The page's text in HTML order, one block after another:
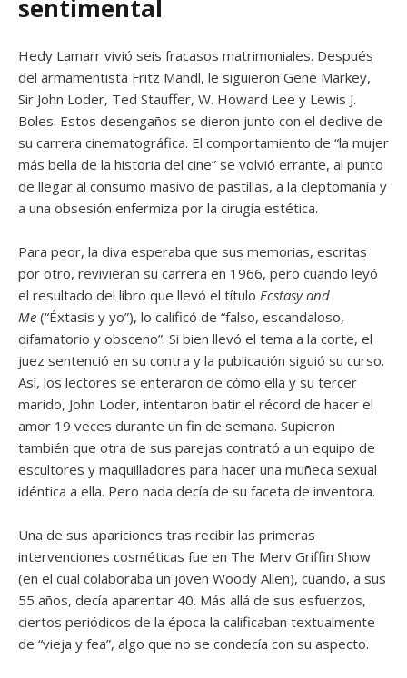
sentimental
Hedy Lamarr vivió seis fracasos matrimoniales. Después
del armamentista Fritz Mandl, le siguieron Gene Markey,
Sir John Loder, Ted Stauffer, W. Howard Lee y Lewis J.
Boles. Estos desengaños se dieron junto con el declive de
su carrera cinematográfica. El comportamiento de “la mujer
más bella de la historia del cine” se volvió errante, al punto
de llegar al consumo masivo de pastillas, a la cleptomanía y
a una obsesión enfermiza por la cirugía estética.
Para peor, la diva esperaba que sus memorias, escritas
por otro, revivieran su carrera en 1966, pero cuando leyó
el resultado del libro que llevó el título Ecstasy and
Me (“Éxtasis y yo”), lo calificó de “falso, escandaloso,
difamatorio y obsceno”. Si bien llevó el tema a la corte, el
juez sentenció en su contra y la publicación siguió su curso.
Así, los lectores se enteraron de cómo ella y su tercer
marido, John Loder, intentaron batir el récord de hacer el
amor 19 veces durante un fin de semana. Supieron
también que otra de sus parejas contrató a un equipo de
escultores y maquilladores para hacer una muñeca sexual
idéntica a ella. Pero nada decía de su faceta de inventora.
Una de sus apariciones tras recibir las primeras
intervenciones cosméticas fue en The Merv Griffin Show
(en el cual colaboraba un joven Woody Allen), cuando, a sus
55 años, decía aparentar 40. Más allá de sus esfuerzos,
ciertos periódicos de la época la calificaban textualmente
de “vieja y fea”, algo que no se condecía con su aspecto.